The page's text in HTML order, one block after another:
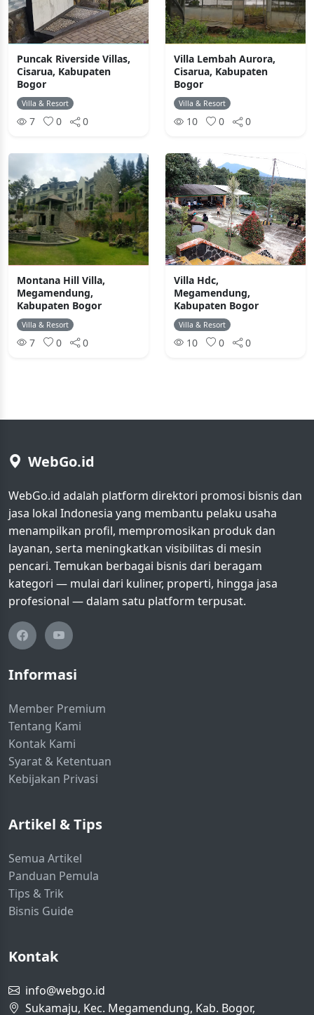
Puncak Riverside Villas,
Cisarua, Kabupaten
Bogor
Villa & Resort
7 0 0
Villa Lembah Aurora,
Cisarua, Kabupaten
Bogor
Villa & Resort
10 0 0
Montana Hill Villa,
Megamendung,
Kabupaten Bogor
Villa & Resort
7 0 0
Villa Hdc,
Megamendung,
Kabupaten Bogor
Villa & Resort
10 0 0
WebGo.id
WebGo.id adalah platform direktori promosi bisnis dan
jasa lokal Indonesia yang membantu pelaku usaha
menampilkan profil, mempromosikan produk dan
layanan, serta meningkatkan visibilitas di mesin
pencari. Temukan berbagai bisnis dari beragam
kategori — mulai dari kuliner, properti, hingga jasa
profesional — dalam satu platform terpusat.
Informasi
Member Premium
Tentang Kami
Kontak Kami
Syarat & Ketentuan
Kebijakan Privasi
Artikel & Tips
Semua Artikel
Panduan Pemula
Tips & Trik
Bisnis Guide
Kontak
info@webgo.id
Sukamaju, Kec. Megamendung, Kab. Bogor,